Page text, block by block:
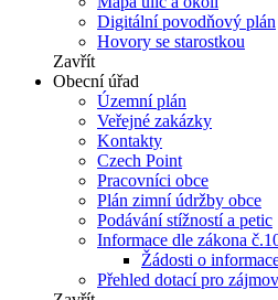
Digitální povodňový plán
Hovory se starostkou
Zavřít
Obecní úřad
Územní plán
Veřejné zakázky
Kontakty
Czech Point
Pracovníci obce
Plán zimní údržby obce
Podávání stížností a petic
Informace dle zákona
Žádosti o
Přehled dotací pro